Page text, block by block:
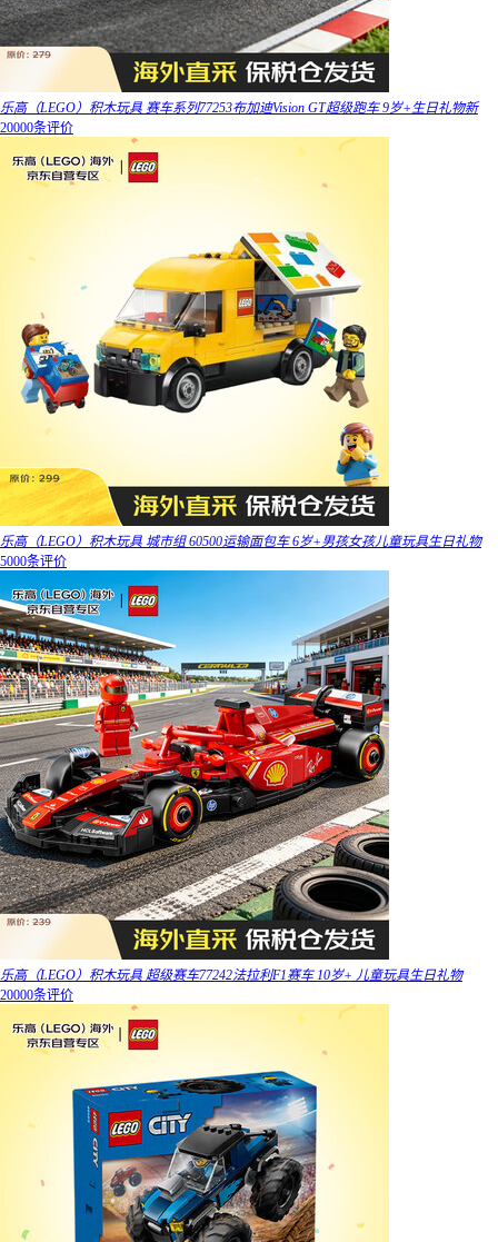
乐高（LEGO）积木玩具 赛车系列77253布加迪Vision GT超级跑车 9岁+生日礼物新
20000条评价
乐高（LEGO）积木玩具 城市组 60500运输面包车 6岁+男孩女孩儿童玩具生日礼物
5000条评价
乐高（LEGO）积木玩具 超级赛车77242法拉利F1赛车 10岁+ 儿童玩具生日礼物
20000条评价